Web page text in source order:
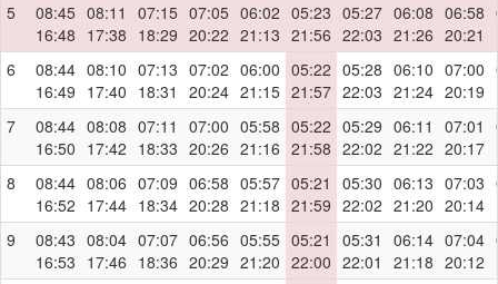
5
08:45
16:48
08:11
17:38
07:15
18:29
07:05
20:22
06:02
21:13
05:23
21:56
05:27
22:03
06:08
21:26
06:58
20:21
6
08:44
16:49
08:10
17:40
07:13
18:31
07:02
20:24
06:00
21:15
05:22
21:57
05:28
22:03
06:10
21:24
07:00
20:19
7
08:44
16:50
08:08
17:42
07:11
18:33
07:00
20:26
05:58
21:16
05:22
21:58
05:29
22:02
06:11
21:22
07:01
20:17
8
08:44
16:52
08:06
17:44
07:09
18:34
06:58
20:28
05:57
21:18
05:21
21:59
05:30
22:02
06:13
21:20
07:03
20:14
9
08:43
16:53
08:04
17:46
07:07
18:36
06:56
20:29
05:55
21:20
05:21
22:00
05:31
22:01
06:14
21:18
07:04
20:12